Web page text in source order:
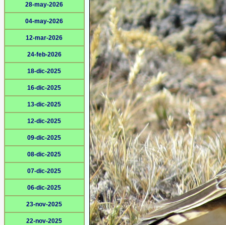
28-may-2026
04-may-2026
12-mar-2026
24-feb-2026
18-dic-2025
16-dic-2025
13-dic-2025
12-dic-2025
09-dic-2025
08-dic-2025
07-dic-2025
06-dic-2025
23-nov-2025
22-nov-2025